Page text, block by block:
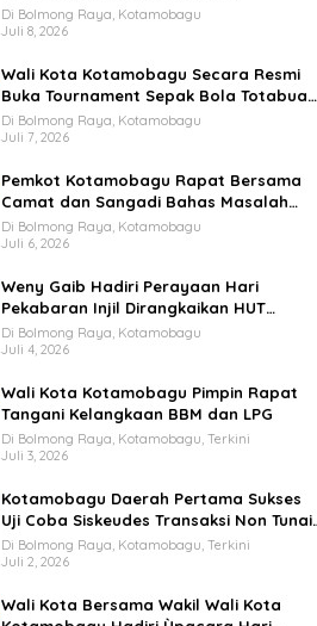
Di Bolmong Raya, Kotamobagu
Juli 8, 2026
Wali Kota Kotamobagu Secara Resmi
Buka Tournament Sepak Bola Totabuan
Champion League
Di Bolmong Raya, Kotamobagu
Juli 7, 2026
Pemkot Kotamobagu Rapat Bersama
Camat dan Sangadi Bahas Masalah
Sampah
Di Bolmong Raya, Kotamobagu
Juli 6, 2026
Weny Gaib Hadiri Perayaan Hari
Pekabaran Injil Dirangkaikan HUT
GMIBM Bersinode ke-76
Di Bolmong Raya, Kotamobagu
Juli 4, 2026
Wali Kota Kotamobagu Pimpin Rapat
Tangani Kelangkaan BBM dan LPG
Di Bolmong Raya, Kotamobagu, Terkini
Juli 3, 2026
Kotamobagu Daerah Pertama Sukses
Uji Coba Siskeudes Transaksi Non Tunai
di Desa
Di Bolmong Raya, Kotamobagu, Terkini
Juli 2, 2026
Wali Kota Bersama Wakil Wali Kota